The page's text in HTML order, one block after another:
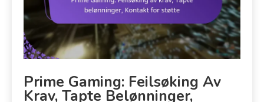
Prime Gaming: Feilsøking Av
Krav, Tapte Belønninger,